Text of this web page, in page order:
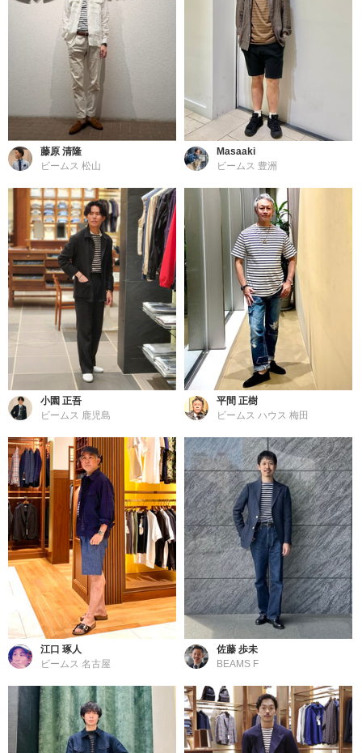
藤原 清隆
ビームス 松山
Masaaki
ビームス 豊洲
小園 正吾
ビームス 鹿児島
平間 正樹
ビームス ハウス 梅田
江口 琢人
ビームス 名古屋
佐藤 歩未
BEAMS F